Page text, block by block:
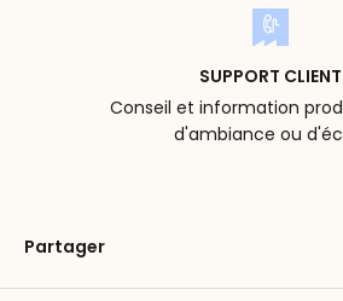
SUPPORT CLIENT
Conseil et information
d'ambiance ou
Partager